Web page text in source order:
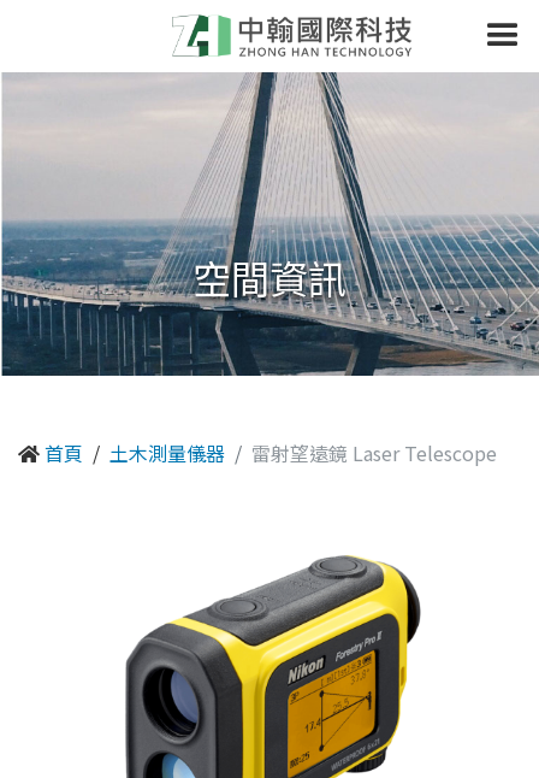
空間資訊
首頁 土木測量儀器 雷射望遠鏡 Laser Telescope